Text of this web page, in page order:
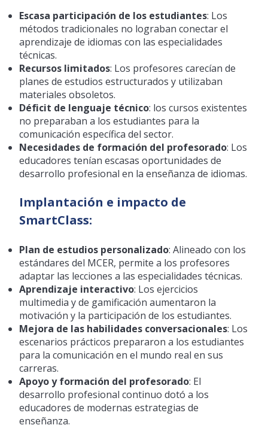
Escasa participación de los estudiantes: Los
métodos tradicionales no lograban conectar el
aprendizaje de idiomas con las especialidades
técnicas.
Recursos limitados: Los profesores carecían de
planes de estudios estructurados y utilizaban
materiales obsoletos.
Déficit de lenguaje técnico: los cursos existentes
no preparaban a los estudiantes para la
comunicación específica del sector.
Necesidades de formación del profesorado: Los
educadores tenían escasas oportunidades de
desarrollo profesional en la enseñanza de idiomas.
Implantación e impacto de
SmartClass:
Plan de estudios personalizado: Alineado con los
estándares del MCER, permite a los profesores
adaptar las lecciones a las especialidades técnicas.
Aprendizaje interactivo: Los ejercicios
multimedia y de gamificación aumentaron la
motivación y la participación de los estudiantes.
Mejora de las habilidades conversacionales: Los
escenarios prácticos prepararon a los estudiantes
para la comunicación en el mundo real en sus
carreras.
Apoyo y formación del profesorado: El
desarrollo profesional continuo dotó a los
educadores de modernas estrategias de
enseñanza.